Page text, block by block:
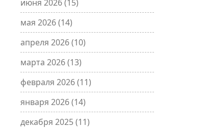
июня 2026(15)
мая 2026(14)
апреля 2026(10)
марта 2026(13)
февраля 2026(11)
января 2026(14)
декабря 2025(11)